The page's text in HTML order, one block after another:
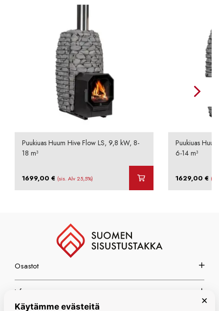
Puukiuas Huum Hive Flow LS, 9,8 kW, 8-
18 m³
1699,00€ (sis. Alv 25,5%)
Puukiuas
6-14 m³
1629,00 €
Osastot
Info
×
Käytämme evästeitä